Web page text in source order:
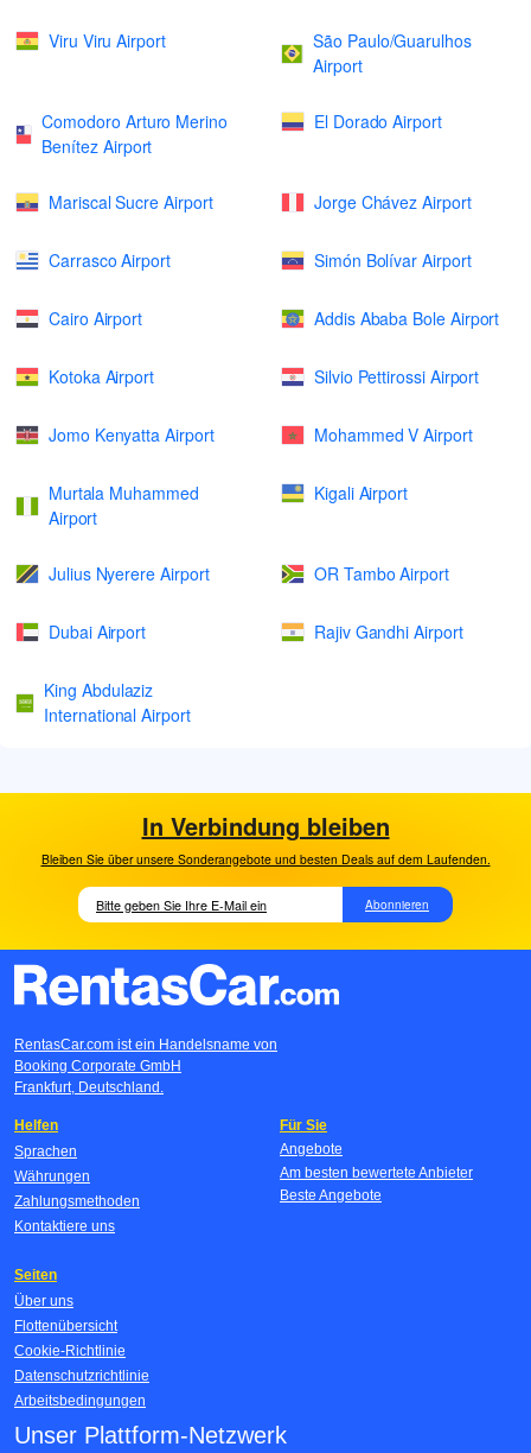
Viru Viru Airport
São Paulo/Guarulhos
Airport
Comodoro Arturo Merino
Benítez Airport
El Dorado Airport
Mariscal Sucre Airport Jorge Chávez Airport
Carrasco Airport Simón Bolívar Airport
Cairo Airport Addis Ababa Bole Airport
Kotoka Airport Silvio Pettirossi Airport
Jomo Kenyatta Airport Mohammed V Airport
Murtala Muhammed
Airport
Kigali Airport
Julius Nyerere Airport OR Tambo Airport
Dubai Airport Rajiv Gandhi Airport
King Abdulaziz
International Airport
In Verbindung bleiben
Bleiben Sie über unsere Sonderangebote und besten Deals auf dem Laufenden.
Abonnieren
RentasCar.com ist ein Handelsname von
Booking Corporate GmbH
Frankfurt, Deutschland.
Helfen
Sprachen
Währungen
Zahlungsmethoden
Kontaktiere uns
Für Sie
Angebote
Am besten bewertete Anbieter
Beste Angebote
Seiten
Über uns
Flottenübersicht
Cookie-Richtlinie
Datenschutzrichtlinie
Arbeitsbedingungen
Unser Plattform-Netzwerk